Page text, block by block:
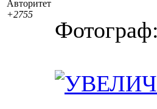
Авторитет
+2755